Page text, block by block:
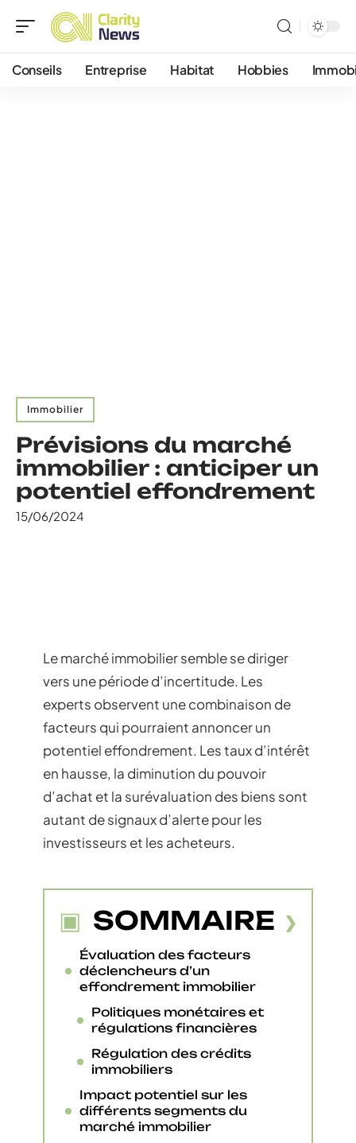
Conseils Entreprise Habitat Hobbies
Immobilier
Prévisions du marché
immobilier : anticiper un
potentiel effondrement
15/06/2024
Le marché immobilier semble se diriger
vers une période d’incertitude. Les
experts observent une combinaison de
facteurs qui pourraient annoncer un
potentiel effondrement. Les taux d’intérêt
en hausse, la diminution du pouvoir
d’achat et la surévaluation des biens sont
autant de signaux d’alerte pour les
investisseurs et les acheteurs.
SOMMAIRE
Évaluation des facteurs
déclencheurs d’un
effondrement immobilier
Politiques monétaires et
régulations financières
Régulation des crédits
immobiliers
Impact potentiel sur les
différents segments du
marché immobilier